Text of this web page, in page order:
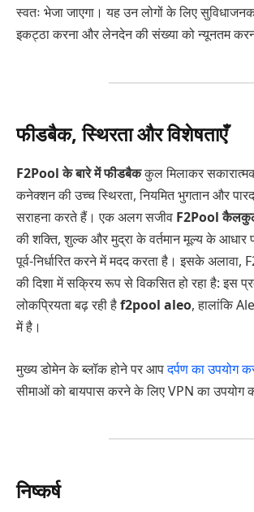
स्वतः भेजा जाएगा। यह उन लोगों के लिए
इकट्ठा करना और लेनदेन की संख्या को न्यूनतम
फीडबैक, स्थिरता और विशेषताएँ
F2Pool के बारे में फीडबैककुल मिलाकर
कनेक्शन की उच्च स्थिरता, नियमित भुगतान और
सराहना करते हैं। एक अलग सजीव F2Pool
की शक्ति, शुल्क और मुद्रा के वर्तमान मूल्य के आधार
पूर्व-निर्धारित करने में मदद करता है। इसके अलावा,
की दिशा में सक्रिय रूप से विकसित हो रहा है: इस
लोकप्रियता बढ़ रही हैf2pool aleo, हालांकि
में है।
मुख्य डोमेन के ब्लॉक होने पर आपदर्पण का उपयोग
सीमाओं को बायपास करने के लिए VPN का उपयोग
निष्कर्ष